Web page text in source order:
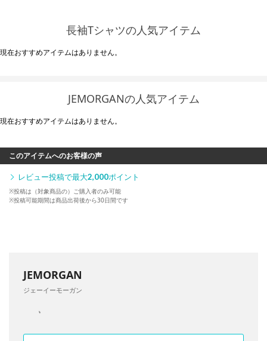
長袖Tシャツの人気アイテム
現在おすすめアイテムはありません。
JEMORGANの人気アイテム
現在おすすめアイテムはありません。
このアイテムへのお客様の声
レビュー投稿で最大2,000ポイント
※投稿は（対象商品の）ご購入者のみ可能
※投稿可能期間は商品出荷後から30日間です
JEMORGAN
ジェーイーモーガン